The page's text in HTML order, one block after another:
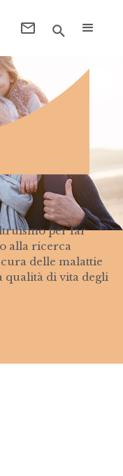
per far
alla ricerca
delle malattie
qualità di vita degli